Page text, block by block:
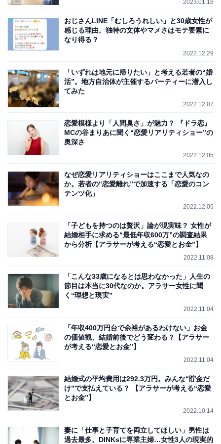
2023.01.18
おじさんLINE「むしろうれしい」と30歳女性が
感じる理由。独特の文体やマメさはモテ要素に
なり得る？
2022.12.29
「いずれは地元に帰りたい」と考える若者の“婚
活”。地方自治体が主催するパーティーに潜入し
てみた
2022.12.07
恋愛模様より「人間臭さ」が魅力？ 『ドラ恋』
MCの谷まりあに聞く“恋愛リアリティショー”の
奥深さ
2022.12.05
なぜ恋愛リアリティショーはここまで人気なの
か。若者の“恋愛離れ”で加速する「恋愛のコン
テンツ化」
2022.12.05
「子どもを持つのは贅沢」論が現実味？ 女性が
結婚相手に求める“最低年収600万”の調査結果
から分析【アラサーが考える“恋愛とお金”】
2022.11.08
「こんな33歳になるとは思わなかった」人生の
節目は本当に30代なのか。アラサー女性に聞
く“理想と現実”
2022.11.04
「年収400万円台で余裕があるわけない」お金
の価値観、結婚前後でどう変わる？【アラサー
が考える“恋愛とお金”】
2022.11.04
結婚式の平均費用は292.3万円。みんな“貯金だ
け”で支払えている？ 【アラサーが考える“恋愛
とお金”】
2022.10.14
妻に「仕事と子育てを両立してほしい」男性は
過去最多。DINKsに専業主婦…女性3人の現実的